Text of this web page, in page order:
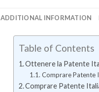
ADDITIONAL INFORMATION
Table of Contents
Ottenere la Patente
Comprare Patente
Comprare Patente